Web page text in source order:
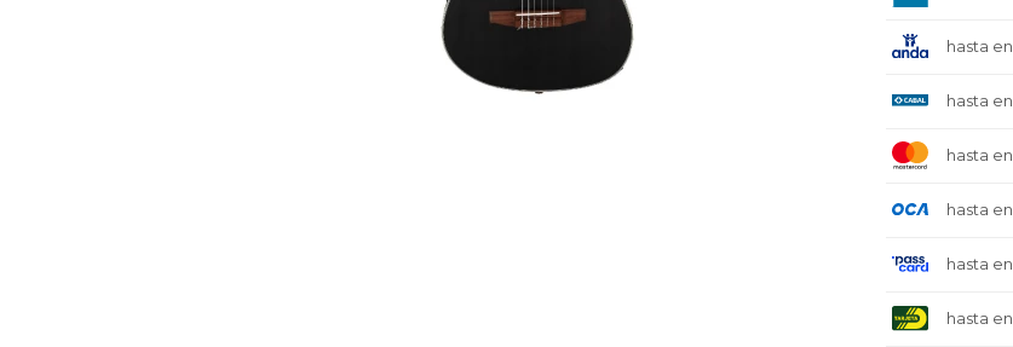
hasta en
hasta en
hasta en
hasta en
hasta en
hasta en